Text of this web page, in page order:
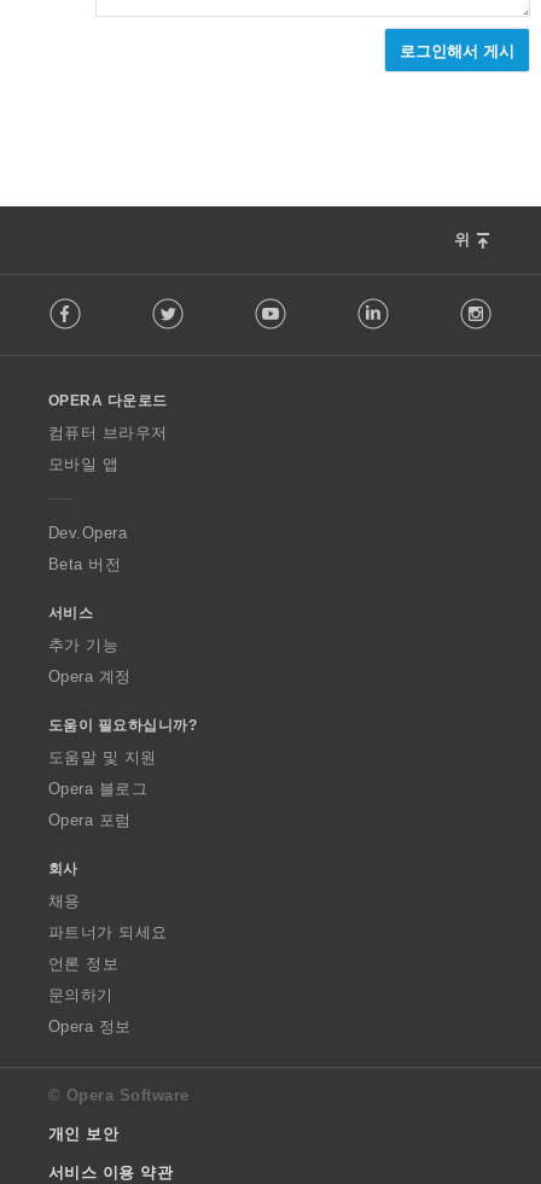
로그인해서 게시
위
o
w
O
p
a
Facebook Twitter Youtube LinkedIn
OPERA 다운로드
컴퓨터 브라우저
모바일 앱
Dev.Opera
Beta 버전
서비스
추가 기능
Opera 계정
도움이 필요하십니까?
도움말 및 지원
Opera 블로그
Opera 포럼
회사
채용
파트너가 되세요
언론 정보
문의하기
Opera 정보
© Opera Software
개인 보안
서비스 이용 약관